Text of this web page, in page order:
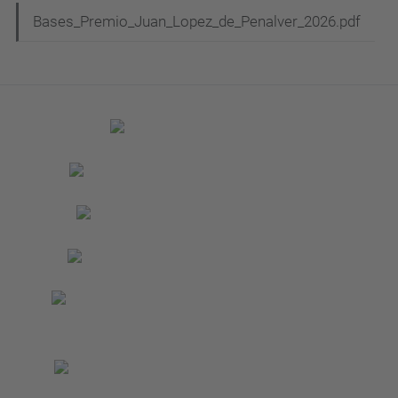
Bases_Premio_Juan_Lopez_de_Penalver_2026.pdf